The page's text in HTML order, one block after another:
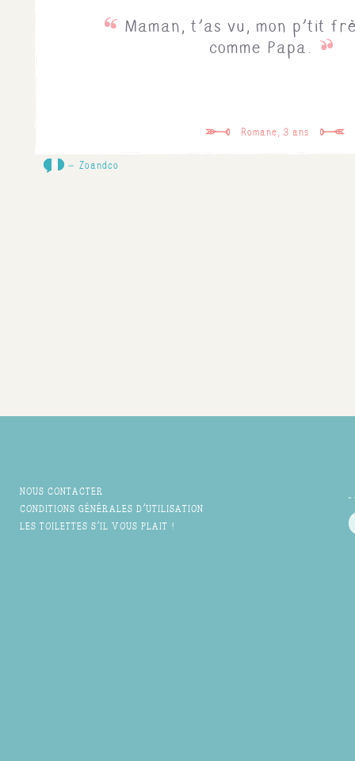
Maman, t'as vu, mon p'tit
comme Papa.
Romane, 3 ans
Zoandco
NOUS CONTACTER
CONDITIONS GÉNÉRALES D'UTILISATION
LES TOILETTES S'IL VOUS PLAIT !